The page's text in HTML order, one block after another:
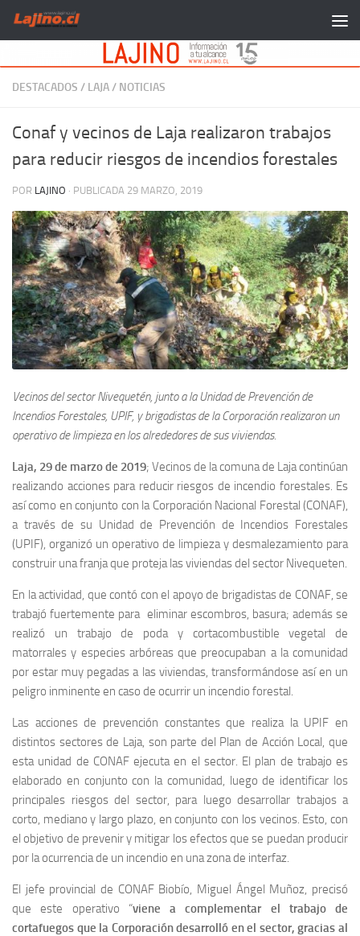
Saltar al contenido
DESTACADOS / LAJA/ NOTICIAS
Conaf y vecinos de Laja realizaron trabajos
para reducir riesgos de incendios forestales
POR LAJINO · PUBLICADA 29 MARZO, 2019
Vecinos del sector Nivequetén, junto a la Unidad de Prevención de
Incendios Forestales, UPIF, y brigadistas de la Corporación realizaron un
operativo de limpieza en los alrededores de sus viviendas.
Laja, 29 de marzo de 2019; Vecinos de la comuna de Laja continúan
realizando acciones para reducir riesgos de incendio forestales. Es
así como en conjunto con la Corporación Nacional Forestal (CONAF),
a través de su Unidad de Prevención de Incendios Forestales
(UPIF), organizó un operativo de limpieza y desmalezamiento para
construir una franja que proteja las viviendas del sector Nivequeten.
En la actividad, que contó con el apoyo de brigadistas de CONAF, se
trabajó fuertemente para eliminar escombros, basura; además se
realizó un trabajo de poda y cortacombustible vegetal de
matorrales y especies arbóreas que preocupaban a la comunidad
por estar muy pegadas a las viviendas, transformándose así en un
peligro inminente en caso de ocurrir un incendio forestal.
Las acciones de prevención constantes que realiza la UPIF en
distintos sectores de Laja, son parte del Plan de Acción Local, que
esta unidad de CONAF ejecuta en el sector. El plan de trabajo es
elaborado en conjunto con la comunidad, luego de identificar los
principales riesgos del sector, para luego desarrollar trabajos a
corto, mediano y largo plazo, en conjunto con los vecinos. Esto, con
el objetivo de prevenir y mitigar los efectos que se puedan producir
por la ocurrencia de un incendio en una zona de interfaz.
El jefe provincial de CONAF Biobío, Miguel Ángel Muñoz, precisó
que este operativo “viene a complementar el trabajo de
cortafuegos que la Corporación desarrolló en el sector, gracias al